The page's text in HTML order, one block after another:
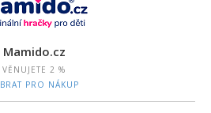
Mamido.cz
VĚNUJETE 2 %
PRO NÁKUP